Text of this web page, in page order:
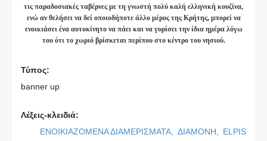
τις παραδοσιακές ταβέρνες με τη γνωστή πολύ καλή ελληνική κουζίνα,
ενώ αν θελήσει να δεί οποιοδήποτε άλλο μέρος της Κρήτης, μπορεί να
ενοικιάσει ένα αυτοκίνητο να πάει και να γυρίσει την ίδια ημέρα λόγω
του ότι το χωριό βρίσκεται περίπου στο κέντρο του νησιού.
Τύπος:
banner up
Λέξεις-κλειδιά:
ΕΝΟΙΚΙΑΖΟΜΕΝΑ ΔΙΑΜΕΡΙΣΜΑΤΑ,
ΔΙΑΜΟΝΗ, ELPIS